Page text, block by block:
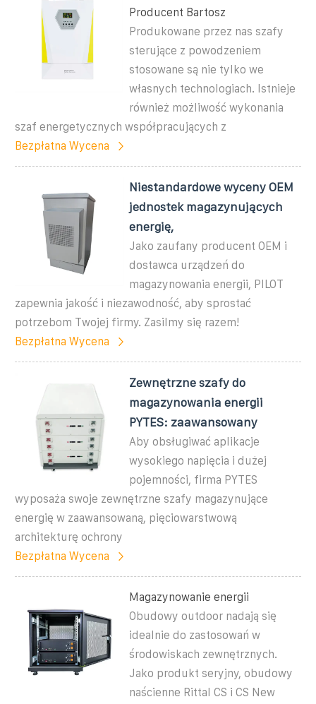
Producent Bartosz
Produkowane przez nas szafy
sterujące z powodzeniem
stosowane są nie tylko we
własnych technologiach. Istnieje
również możliwość wykonania
szaf energetycznych współpracujących z
Bezpłatna Wycena
Niestandardowe wyceny OEM
jednostek magazynujących
energię,
Jako zaufany producent OEM i
dostawca urządzeń do
magazynowania energii, PILOT
zapewnia jakość i niezawodność, aby sprostać
potrzebom Twojej firmy. Zasilmy się razem!
Bezpłatna Wycena
Zewnętrzne szafy do
magazynowania energii
PYTES: zaawansowany
Aby obsługiwać aplikacje
wysokiego napięcia i dużej
pojemności, firma PYTES
wyposaża swoje zewnętrzne szafy magazynujące
energię w zaawansowaną, pięciowarstwową
architekturę ochrony
Bezpłatna Wycena
Magazynowanie energii
Obudowy outdoor nadają się
idealnie do zastosowań w
środowiskach zewnętrznych.
Jako produkt seryjny, obudowy
naścienne Rittal CS i CS New